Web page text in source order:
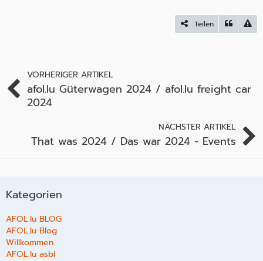
Teilen
VORHERIGER ARTIKEL
afol.lu Güterwagen 2024 / afol.lu freight car
2024
NÄCHSTER ARTIKEL
That was 2024 / Das war 2024 - Events
Kategorien
AFOL.lu BLOG
AFOL.lu Blog
Willkommen
AFOL.lu asbl